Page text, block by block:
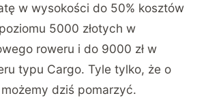
w wysokości do 50% kosztów
5000 złotych w
roweru i do 9000 zł w
typu Cargo. Tyle tylko, że o
dziś pomarzyć.